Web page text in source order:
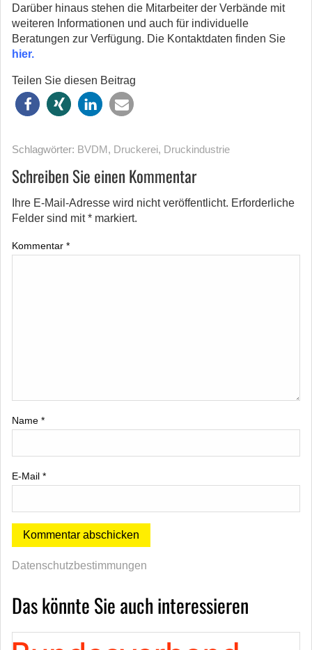
Darüber hinaus stehen die Mitarbeiter der Verbände mit
weiteren Informationen und auch für individuelle
Beratungen zur Verfügung. Die Kontaktdaten finden Sie
hier.
Teilen Sie diesen Beitrag
Schlagwörter: BVDM, Druckerei, Druckindustrie
Schreiben Sie einen Kommentar
Ihre E-Mail-Adresse wird nicht veröffentlicht. Erforderliche
Felder sind mit* markiert.
Kommentar *
Name *
E-Mail *
Datenschutzbestimmungen
Das könnte Sie auch interessieren